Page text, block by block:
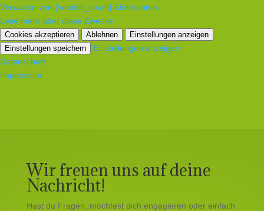
Verwalten von {vendor_count}-Lieferanten
Lese mehr über diese Zwecke
Cookies akzeptieren Ablehnen
Einstellungen anzeigen
Einstellungen speichern
Einstellungen anzeigen
Datenschutz
Impressum
Wir freuen uns auf deine
Nachricht!
​Hast du Fragen, möchtest dich engagieren oder einfach